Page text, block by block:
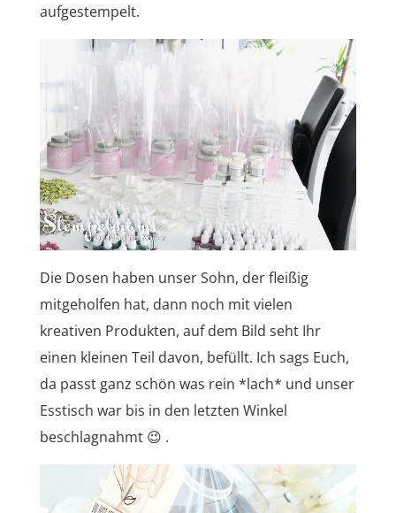
aufgestempelt.
Die Dosen haben unser Sohn, der fleißig
mitgeholfen hat, dann noch mit vielen
kreativen Produkten, auf dem Bild seht Ihr
einen kleinen Teil davon, befüllt. Ich sags Euch,
da passt ganz schön was rein *lach* und unser
Esstisch war bis in den letzten Winkel
beschlagnahmt 😉 .